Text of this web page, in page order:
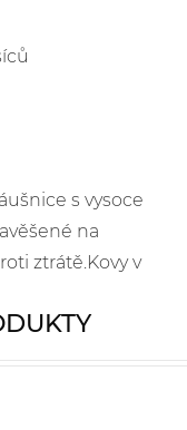
s vysoce
na
ztrátě.Kovy v